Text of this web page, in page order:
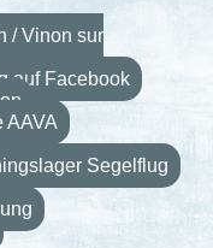
/ Vinon sur
auf Facebook
AAVA
Segelflug